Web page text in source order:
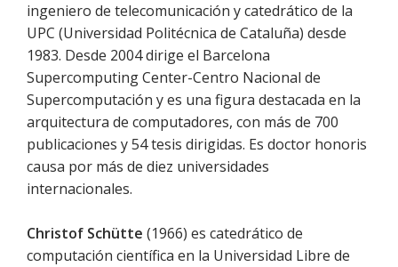
ingeniero de telecomunicación y catedrático de la
UPC (Universidad Politécnica de Cataluña) desde
1983. Desde 2004 dirige el Barcelona
Supercomputing Center-Centro Nacional de
Supercomputación y es una figura destacada en la
arquitectura de computadores, con más de 700
publicaciones y 54 tesis dirigidas. Es doctor honoris
causa por más de diez universidades
internacionales.
Christof Schütte (1966) es catedrático de
computación científica en la Universidad Libre de